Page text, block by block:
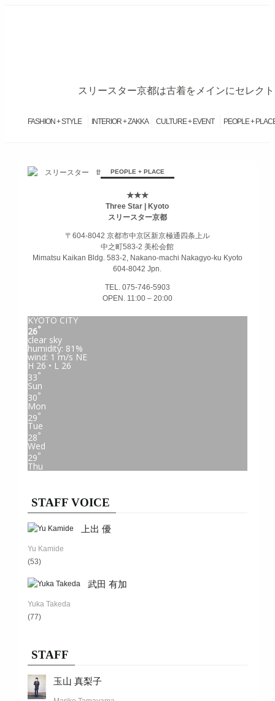
スリースター京都は古着をメインにセレク
FASHION + STYLE INTERIOR + ZAKKA CULTURE + EVENT PEOPLE +
займ на карту онлайн без отказаPEOPLE + PLACE
★★★
Three Star | Kyoto
スリースター京都
〒604-8042 京都市中京区新京極通四条上ル
中之町583-2 美松会館
Mimatsu Kaikan Bldg. 583-2, Nakano-machi Nakagyo-ku Kyoto
604-8042 Jpn.
TEL. 075-746-5903
OPEN. 11:00 – 20:00
KYOTO CITY
26°
clear sky
humidity: 81%
wind: 1 m/s NE
H 26 • L 26
33°
Sun
30°
Mon
29°
Tue
28°
Wed
29°
Thu
STAFF VOICE
上出 優
Yu Kamide
(53)
武田 有加
Yuka Takeda
(77)
STAFF
玉山 真梨子